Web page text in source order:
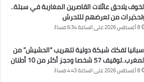
يلاحق عائلات القاصرين المغاربة في سبتة..
من تعرضهم للتحرش
8 أغسطس 2026 على الساعة 6:34 مساءً
تفكك شبكة دولية لتهريب “الحشيش” من
57 شخصا وحجز أكثر من 10 أطنان
8 أغسطس 2026 على الساعة 4:43 مساءً